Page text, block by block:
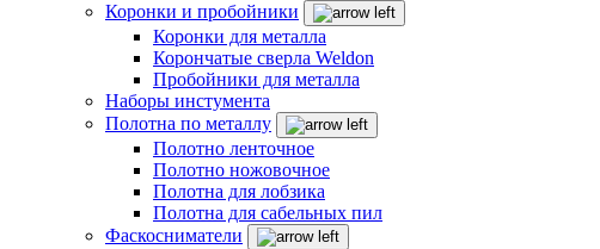
Коронки и пробойники
Коронки для металла
Корончатые сверла Weldon
Пробойники для металла
Наборы инстумента
Полотна по металлу
Полотно ленточное
Полотно ножовочное
Полотна для лобзика
Полотна для сабельных пил
Фаскосниматели